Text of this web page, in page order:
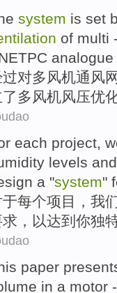
system is set
of multi -
analogue
对多 风机通风
了多风机风压优
each project,
levels and
a "system"
每个项目 ， 我
， 以达到 你独
paper
in a motor